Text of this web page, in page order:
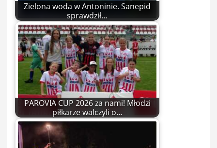
Zielona woda w Antoninie. Sanepid
sprawdził…
PAROVIA CUP 2026 za nami! Młodzi
piłkarze walczyli o…